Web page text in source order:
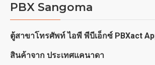
PBX Sangoma
ตู้สาขาโทรศัพท์ ไอพี พีบีเอ็กซ์ PBXact
สินค้าจาก ประเทศแคนาดา